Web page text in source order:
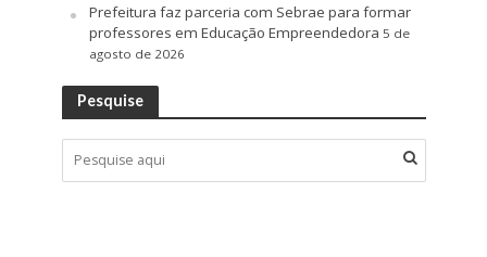
Prefeitura faz parceria com Sebrae para formar
professores em Educação Empreendedora 5 de
agosto de 2026
Pesquise